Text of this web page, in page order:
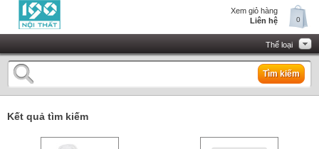
Xem giỏ hàng
Liên hệ
0
Thể loại
Tìm kiếm
Kết quả tìm kiếm